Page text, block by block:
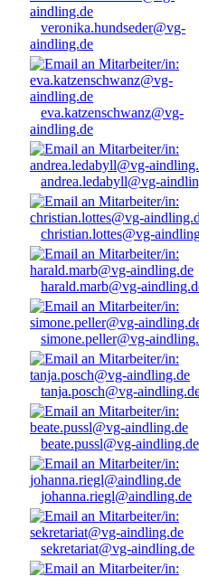
veronika.hundseder@vg-
aindling.de
eva.katzenschwanz@vg-
aindling.de
andrea.ledabyll@vg-
christian.lottes@vg-
harald.marb@vg-
simone.peller@vg-
tanja.posch@vg-
beate.pussl@vg-aindling.de
johanna.riegl@aindling.de
sekretariat@vg-aindling.de